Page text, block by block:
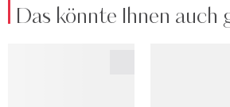
Das könnte Ihnen auch